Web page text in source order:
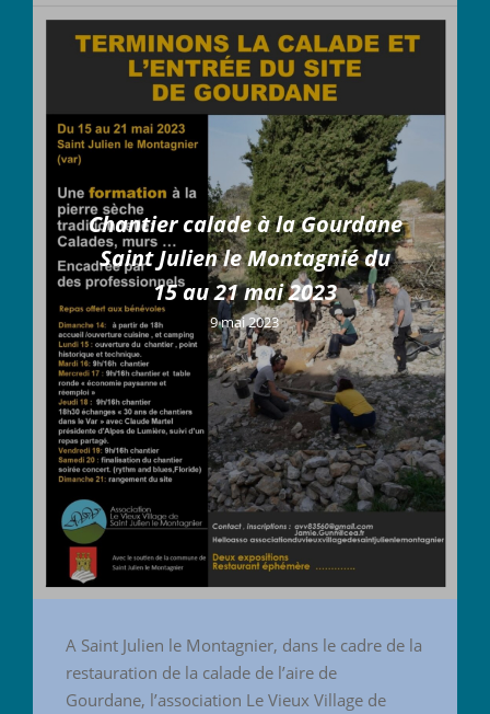
Chantier calade à la Gourdane
Saint Julien le Montagnié du
15 au 21 mai 2023
9 mai 2023
A Saint Julien le Montagnier, dans le cadre de la
restauration de la calade de l’aire de
Gourdane, l’association Le Vieux Village de